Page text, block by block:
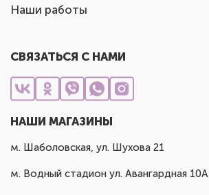
Наши работы
СВЯЗАТЬСЯ С НАМИ
НАШИ МАГАЗИНЫ
м. Шаболовская, ул. Шухова 21
м. Водный стадион ул. Авангардная 10А